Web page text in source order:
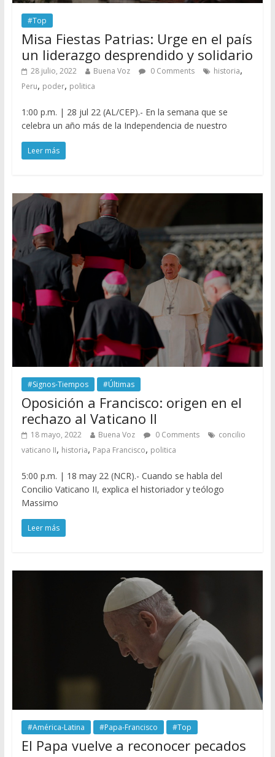
#Top
Misa Fiestas Patrias: Urge en el país
un liderazgo desprendido y solidario
28 julio, 2022 Buena Voz 0 Comments historia,
Peru, poder, politica
1:00 p.m. | 28 jul 22 (AL/CEP).- En la semana que se
celebra un año más de la Independencia de nuestro
Leer más
#Signos-Tiempos #Últimas
Oposición a Francisco: origen en el
rechazo al Vaticano II
18 mayo, 2022 Buena Voz 0 Comments
concilio
vaticano II, historia, Papa Francisco, politica
5:00 p.m. | 18 may 22 (NCR).- Cuando se habla del
Concilio Vaticano II, explica el historiador y teólogo
Massimo
Leer más
#América-Latina #Papa-Francisco #Top
El Papa vuelve a reconocer pecados